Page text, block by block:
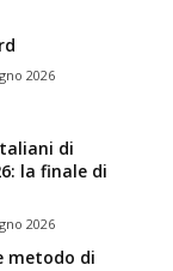
2026
di
la finale di
2026
metodo di